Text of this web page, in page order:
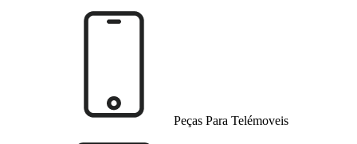
Peças Para Telémoveis